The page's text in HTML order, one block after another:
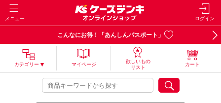
メニュー ログイン
こんなにお得！「あんしんパスポート」
カテゴリー マイページ
欲しいもの
リスト
カート